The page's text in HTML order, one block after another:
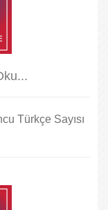
Türkçe Sayısı